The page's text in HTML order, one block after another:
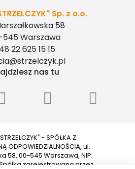
Sp. z o.o.
58
Warszawa
22 625 15 15
nas tu
- SPÓŁKA Z
ODPOWIEDZIALNOŚCIĄ, ul.
58, 00-545 Warszawa, NIP:
zarejestrowana przez